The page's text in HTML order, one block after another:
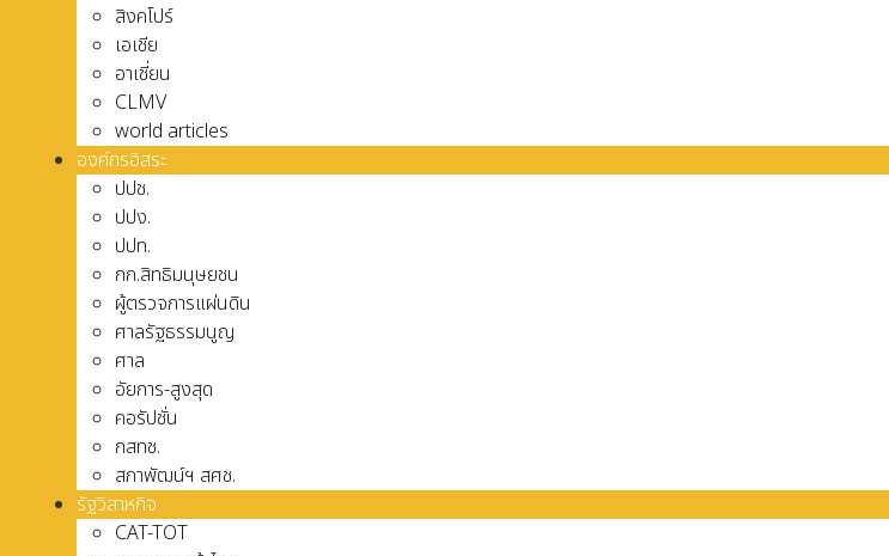
สิงคโปร์
เอเชีย
อาเชี่ยน
CLMV
world articles
องค์กรอิสระ
ปปช.
ปปง.
ปปท.
กก.สิทธิมนุษยชน
ผู้ตรวจการแผ่นดิน
ศาลรัฐธรรมนูญ
ศาล
อัยการ-สูงสุด
คอรัปชั่น
กสทช.
สภาพัฒน์ฯ สศช.
รัฐวิสาหกิจ
CAT-TOT